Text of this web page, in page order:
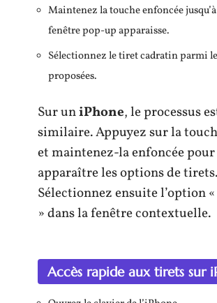
Maintenez la touche enfoncée jusqu’à
fenêtre pop-up apparaisse.
Sélectionnez le tiret cadratin parmi
proposées.
Sur uniPhone, le processus
similaire. Appuyez sur la
et maintenez-la enfoncée
apparaître les options de tirets.
Sélectionnez ensuite l’option
» dans la fenêtre contextuelle.
Accès rapide aux tirets sur